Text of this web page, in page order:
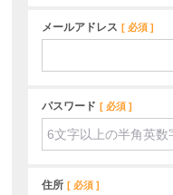
メールアドレス 必須
パスワード 必須
住所 必須